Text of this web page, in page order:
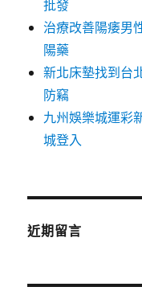
批發
治療改善陽痿男
陽藥
新北床墊找到台
防竊
九州娛樂城運彩
城登入
近期留言